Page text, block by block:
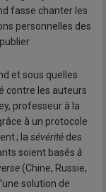
fasse chanter les
personnelles des
et sous quelles
contre les auteurs
professeur à la
à un protocole
; la sévérité des
soient basés à
(Chine, Russie,
solution de